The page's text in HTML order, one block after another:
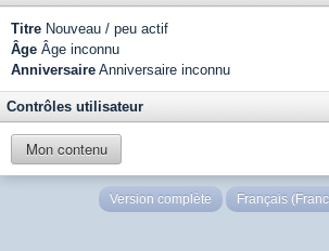
Titre Nouveau / peu actif
Âge Âge inconnu
Anniversaire Anniversaire inconnu
Contrôles utilisateur
Mon contenu
Version complète Français